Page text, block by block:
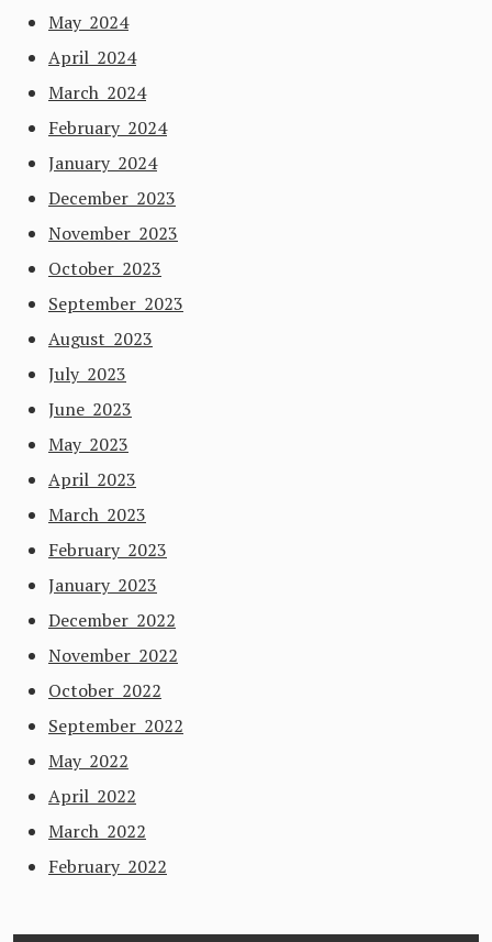
May 2024
April 2024
March 2024
February 2024
January 2024
December 2023
November 2023
October 2023
September 2023
August 2023
July 2023
June 2023
May 2023
April 2023
March 2023
February 2023
January 2023
December 2022
November 2022
October 2022
September 2022
May 2022
April 2022
March 2022
February 2022